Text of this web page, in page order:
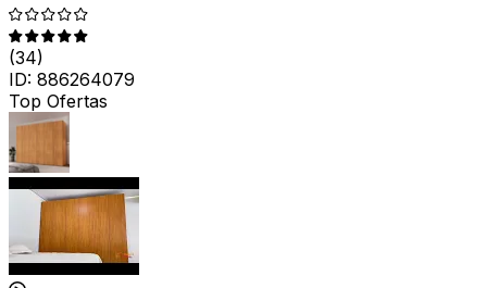
(34)
ID: 886264079
Top Ofertas